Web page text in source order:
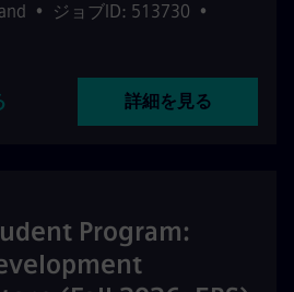
• ジョブID: 513730 •
詳細を見る
Program: